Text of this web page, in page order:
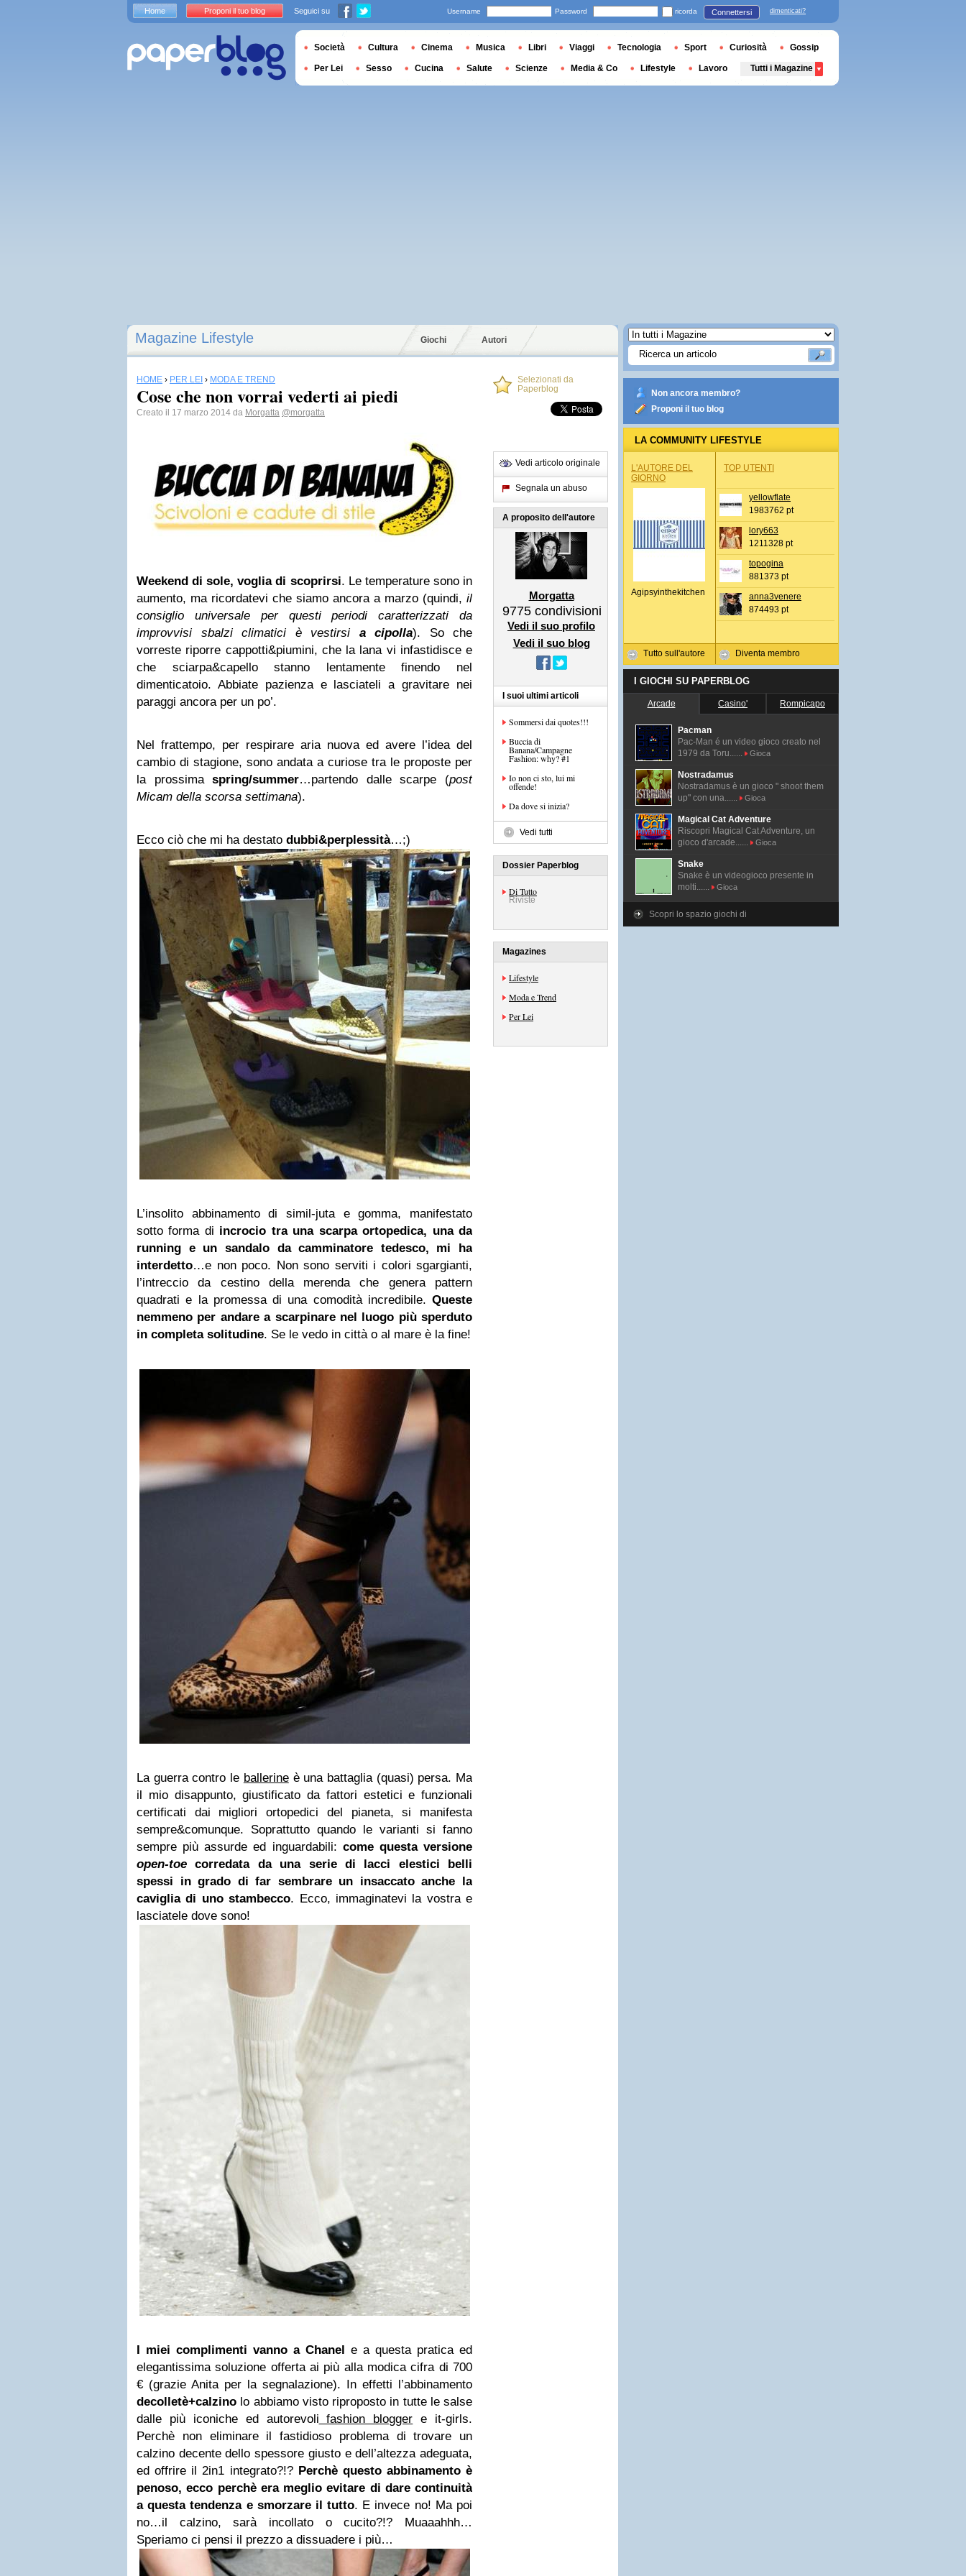
Magazine Lifestyle Giochi Autori
HOME › PER LEI › MODA E TREND
Cose che non vorrai vederti ai piedi
Creato il 17 marzo 2014 da Morgatta @morgatta
Weekend di sole, voglia di scoprirsi. Le temperature sono in
aumento, ma ricordatevi che siamo ancora a marzo (quindi, il
consiglio universale per questi periodi caratterizzati da
improvvisi sbalzi climatici è vestirsi a cipolla). So che
vorreste riporre cappotti&piumini, che la lana vi infastidisce e
che sciarpa&capello stanno lentamente finendo nel
dimenticatoio. Abbiate pazienza e lasciateli a gravitare nei
paraggi ancora per un po’.
Nel frattempo, per respirare aria nuova ed avere l’idea del
cambio di stagione, sono andata a curiose tra le proposte per
la prossimaspring/summer…partendo dalle scarpe (post
Micam della scorsa settimana).
Ecco ciò che mi ha destato dubbi&perplessità…;)
L’insolito abbinamento di simil-juta e gomma, manifestato
sotto forma di incrocio tra una scarpa ortopedica, una da
running e un sandalo da camminatore tedesco, mi ha
interdetto…e non poco. Non sono serviti i colori sgargianti,
l’intreccio da cestino della merenda che genera pattern
quadrati e la promessa di una comodità incredibile. Queste
nemmeno per andare a scarpinare nel luogo più sperduto
in completa solitudine. Se le vedo in città o al mare è la fine!
La guerra contro le ballerineè una battaglia (quasi) persa. Ma
il mio disappunto, giustificato da fattori estetici e funzionali
certificati dai migliori ortopedici del pianeta, si manifesta
sempre&comunque. Soprattutto quando le varianti si fanno
sempre più assurde ed inguardabili: come questa versione
open-toe corredata da una serie di lacci elestici belli
spessi in grado di far sembrare un insaccato anche la
caviglia di uno stambecco. Ecco, immaginatevi la vostra e
lasciatele dove sono!
I miei complimenti vanno a Chanel e a questa pratica ed
elegantissima soluzione offerta ai più alla modica cifra di 700
€ (grazie Anita per la segnalazione). In effetti l’abbinamento
decolletè+calzino lo abbiamo visto riproposto in tutte le salse
dalle più iconiche ed autorevoli fashion blogger e it-girls.
Perchè non eliminare il fastidioso problema di trovare un
calzino decente dello spessore giusto e dell’altezza adeguata,
ed offrire il 2in1 integrato?!? Perchè questo abbinamento è
penoso, ecco perchè era meglio evitare di dare continuità
a questa tendenza e smorzare il tutto. E invece no! Ma poi
no…il calzino, sarà incollato o cucito?!? Muaaahhh…
Speriamo ci pensi il prezzo a dissuadere i più…
Selezionati da
Paperblog
Vedi articolo originale
Segnala un abuso
A proposito dell'autore
Morgatta
9775 condivisioni
Vedi il suo profilo
Vedi il suo blog
I suoi ultimi articoli
Sommersi dai quotes!!!
Buccia di
Banana/Campagne
Fashion: why? #1
Io non ci sto, lui mi
offende!
Da dove si inizia?
Vedi tutti
Dossier Paperblog
Di Tutto
Riviste
Magazines
Lifestyle
Moda e Trend
Per Lei
Non ancora membro?
Proponi il tuo blog
LA COMMUNITY LIFESTYLE
L'AUTORE DEL
GIORNO
Agipsyinthekitchen
Tutto sull'autore
TOP UTENTI
yellowflate
1983762 pt
lory663
1211328 pt
topogina
881373 pt
anna3venere
874493 pt
Diventa membro
I GIOCHI SU PAPERBLOG
Arcade Casino' Rompicapo
Pacman
Pac-Man é un video gioco creato nel
1979 da Toru......
Gioca
Nostradamus
Nostradamus è un gioco " shoot them
up" con una......
Gioca
Magical Cat Adventure
Riscopri Magical Cat Adventure, un
gioco d'arcade......
Gioca
Snake
Snake è un videogioco presente in
molti......
Gioca
Scopri lo spazio giochi di
Home Proponi il tuo blog Seguici su Username Password ricorda Connettersi dimenticati?
Società Cultura Cinema Musica Libri Viaggi Tecnologia Sport Curiosità Gossip
Per Lei Sesso Cucina Salute Scienze Media & Co Lifestyle Lavoro Tutti i Magazine